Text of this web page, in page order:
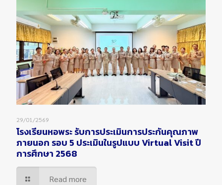
29/01/2569
โรงเรียนหอพระ รับการประเมินการประกันคุณภาพ
ภายนอก รอบ 5 ประเมินในรูปแบบ Virtual Visit ปี
การศึกษา 2568
Read more